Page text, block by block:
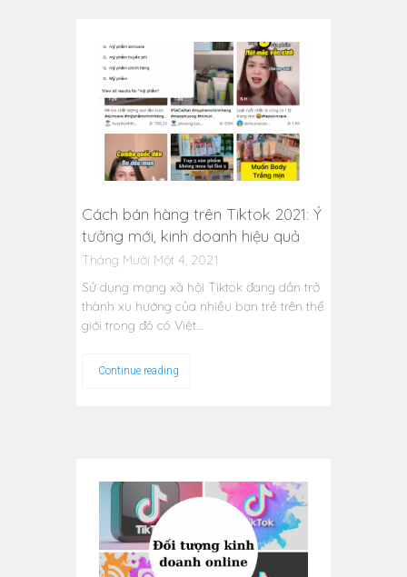
Cách bán hàng trên Tiktok 2021: Ý
tưởng mới, kinh doanh hiệu quả
Tháng Mười Một 4, 2021
Sử dụng mạng xã hội Tiktok đang dần trở
thành xu hướng của nhiều bạn trẻ trên thế
giới trong đó có Việt…
Continue reading